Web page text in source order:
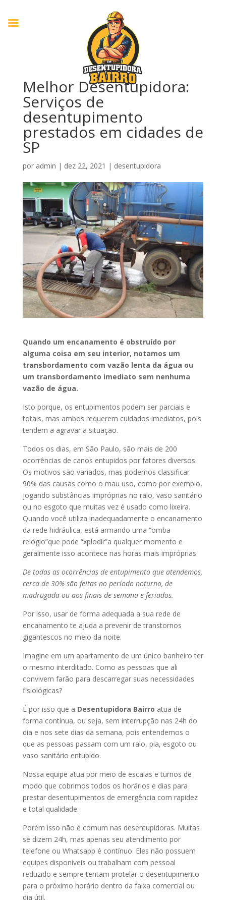
Melhor Desentupidora:
Serviços de
desentupimento
prestados em cidades de
SP
por admin | dez 22, 2021 | desentupidora
Quando um encanamento é obstruído por
alguma coisa em seu interior, notamos um
transbordamento com vazão lenta da água ou
um transbordamento imediato sem nenhuma
vazão de água.
Isto porque, os entupimentos podem ser parciais e
totais, mas ambos requerem cuidados imediatos, pois
tendem a agravar a situação.
Todos os dias, em São Paulo, são mais de 200
ocorrências de canos entupidos por fatores diversos.
Os motivos são variados, mas podemos classificar
90% das causas como o mau uso, como por exemplo,
jogando substâncias impróprias no ralo, vaso sanitário
ou no esgoto que muitas vez é usado como lixeira.
Quando você utiliza inadequadamente o encanamento
da rede hidráulica, está armando uma “omba
relógio”que pode “xplodir”a qualquer momento e
geralmente isso acontece nas horas mais impróprias.
De todas as ocorrências de entupimento que atendemos,
cerca de 30% são feitas no período noturno, de
madrugada ou aos finais de semana e feriados.
Por isso, usar de forma adequada a sua rede de
encanamento te ajuda a prevenir de transtornos
gigantescos no meio da noite.
Imagine em um apartamento de um único banheiro ter
o mesmo interditado. Como as pessoas que ali
convivem farão para descarregar suas necessidades
fisiológicas?
É por isso que a Desentupidora Bairro atua de
forma contínua, ou seja, sem interrupção nas 24h do
dia e nos sete dias da semana, pois entendemos o
que as pessoas passam com um ralo, pia, esgoto ou
vaso sanitário entupido.
Nossa equipe atua por meio de escalas e turnos de
modo que cobrimos todos os horários e dias para
prestar desentupimentos de emergência com rapidez
e total qualidade.
Porém isso não é comum nas desentupidoras. Muitas
se dizem 24h, mas apenas seu atendimento por
telefone ou Whatsapp é contínuo. Eles não possuem
equipes disponíveis ou trabalham com pessoal
reduzido e sempre tentam protelar o desentupimento
para o próximo horário dentro da faixa comercial ou
dia útil.